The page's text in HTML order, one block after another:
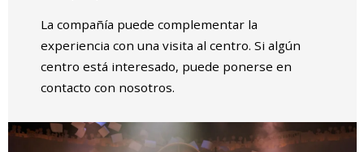
La compañía puede complementar la
experiencia con una visita al centro. Si algún
centro está interesado, puede ponerse en
contacto con nosotros.